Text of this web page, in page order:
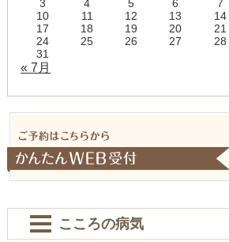
3
4 5 6 7
10
11 12 13 14
17
18 19 20 21
24
25 26 27 28
31
« 7月
こころの病気